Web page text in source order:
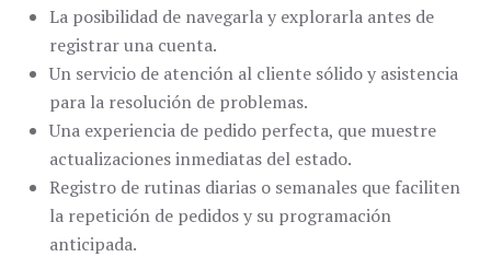
La posibilidad de navegarla y explorarla antes de
registrar una cuenta.
Un servicio de atención al cliente sólido y asistencia
para la resolución de problemas.
Una experiencia de pedido perfecta, que muestre
actualizaciones inmediatas del estado.
Registro de rutinas diarias o semanales que faciliten
la repetición de pedidos y su programación
anticipada.